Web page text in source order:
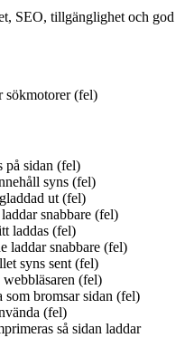
SEO, tillgänglighet och god
sökmotorer (fel)
på sidan (fel)
syns (fel)
ut (fel)
snabbare (fel)
laddas (fel)
laddar snabbare (fel)
syns sent (fel)
(fel)
som bromsar sidan (fel)
(fel)
så sidan laddar